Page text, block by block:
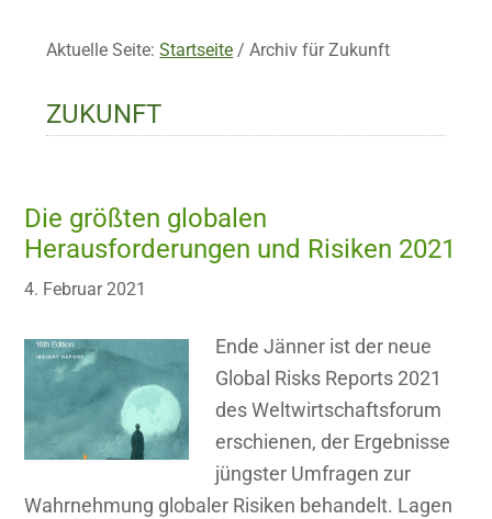
Aktuelle Seite:Startseite / Archiv für Zukunft
ZUKUNFT
Die größten globalen
Herausforderungen und Risiken 2021
4. Februar 2021
Ende Jänner ist der neue
Global Risks Reports 2021
des Weltwirtschaftsforum
erschienen, der Ergebnisse
jüngster Umfragen zur
Wahrnehmung globaler Risiken behandelt. Lagen